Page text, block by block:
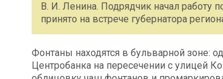
В. И. Ленина. Подрядчик начал работу
принято на встрече губернатора
Фонтаны находятся в бульварной зоне:
Центробанка на пересечении с улицей